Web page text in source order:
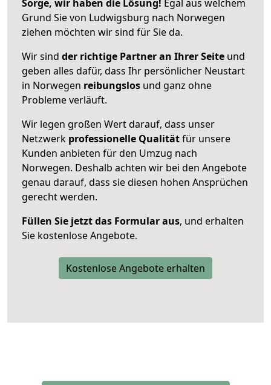
Sorge, wir haben die Lösung! Egal aus welchem
Grund Sie von Ludwigsburg nach Norwegen
ziehen möchten wir sind für Sie da.
Wir sind der richtige Partner an Ihrer Seite und
geben alles dafür, dass Ihr persönlicher Neustart
in Norwegen reibungslos und ganz ohne
Probleme verläuft.
Wir legen großen Wert darauf, dass unser
Netzwerk professionelle Qualitätfür unsere
Kunden anbieten für den Umzug nach
Norwegen. Deshalb achten wir bei den Angebote
genau darauf, dass sie diesen hohen Ansprüchen
gerecht werden.
Füllen Sie jetzt das Formular aus, und erhalten
Sie kostenlose Angebote.
Kostenlose Angebote erhalten